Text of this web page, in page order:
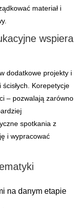
materiał i
wspiera
dodatkowe projekty i
Korepetycje
– pozwalają zarówno
spotkania z
i wypracować
na danym etapie